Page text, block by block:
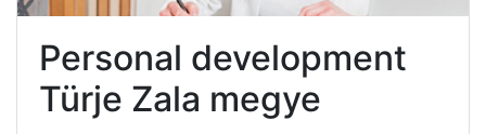
Personal development
Türje Zala megye